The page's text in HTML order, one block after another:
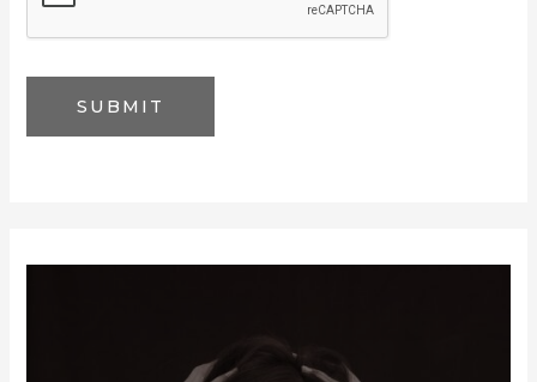
SUBMIT